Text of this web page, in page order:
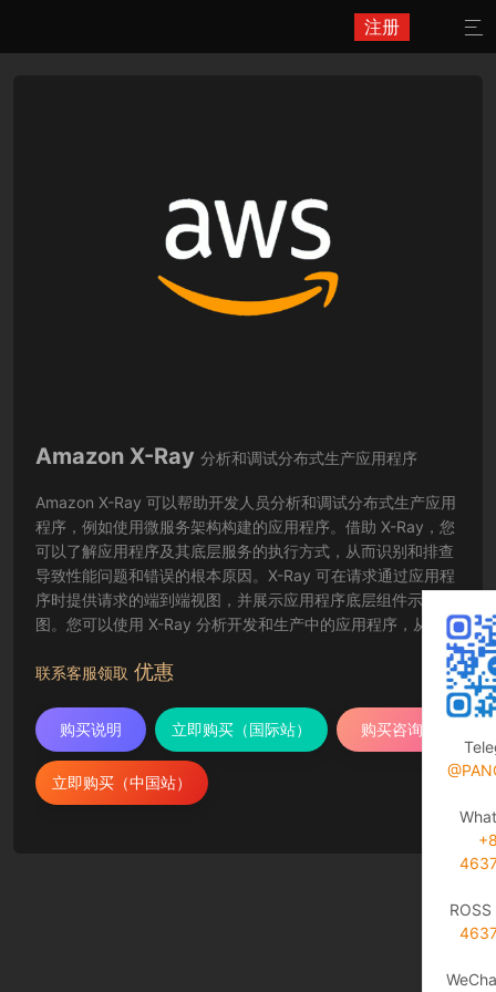
注册 
Amazon X-Ray 分析和调试分布式生产应用程序
Amazon X-Ray 可以帮助开发人员分析和调试分布式生产应用
程序，例如使用微服务架构构建的应用程序。借助 X-Ray，您
可以了解应用程序及其底层服务的执行方式，从而识别和排查
导致性能问题和错误的根本原因。X-Ray 可在请求通过应用程
序时提供请求的端到端视图，并展示应用程序底层组件示意
图。您可以使用 X-Ray 分析开发和生产中的应用程序，从简单
联系客服领取 优惠
购买说明 立即购买（国际站） 购买咨询
立即购买（中国站）